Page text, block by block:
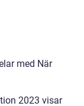
med När
2023 visar